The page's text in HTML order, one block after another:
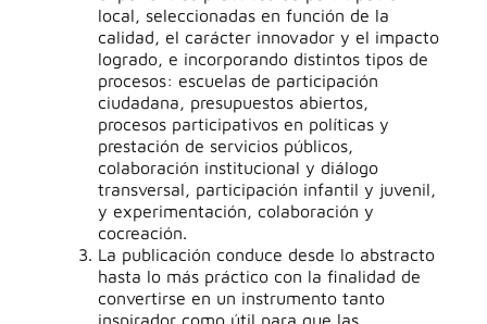
local, seleccionadas en función de la
calidad, el carácter innovador y el impacto
logrado, e incorporando distintos tipos de
procesos: escuelas de participación
ciudadana, presupuestos abiertos,
procesos participativos en políticas y
prestación de servicios públicos,
colaboración institucional y diálogo
transversal, participación infantil y juvenil,
y experimentación, colaboración y
cocreación.
La publicación conduce desde lo abstracto
hasta lo más práctico con la finalidad de
convertirse en un instrumento tanto
inspirador como útil para que las